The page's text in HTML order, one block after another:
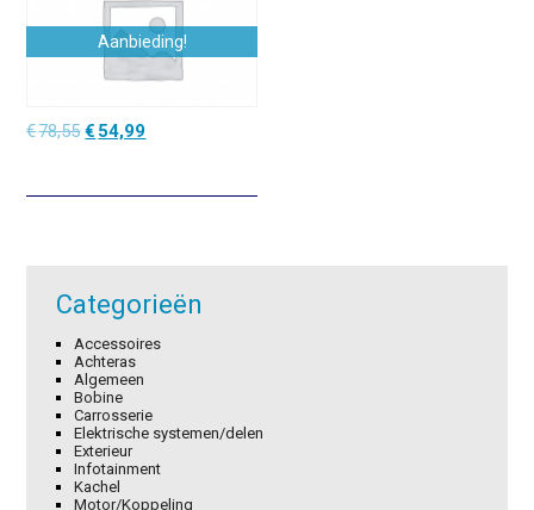
Aanbieding!
€78,55Oorspronkelijke
€78,55.
€ 54,99Huidige
€54,99.
Categorieën
Accessoires
Achteras
Algemeen
Bobine
Carrosserie
Elektrische systemen/delen
Exterieur
Infotainment
Kachel
Motor/Koppeling